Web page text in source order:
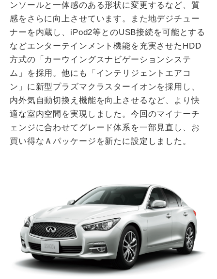
ンソールと一体感のある形状に変更するなど、質
感をさらに向上させています。また地デジチュー
ナーを内蔵し、iPod2等とのUSB接続を可能とする
などエンターテインメント機能を充実させたHDD
方式の「カーウイングスナビゲーションシステ
ム」を採用。他にも「インテリジェントエアコ
ン」に新型プラズマクラスターイオンを採用し、
内外気自動切換え機能を向上させるなど、より快
適な室内空間を実現しました。今回のマイナーチ
ェンジに合わせてグレード体系を一部見直し、お
買い得なＡパッケージを新たに設定しました。